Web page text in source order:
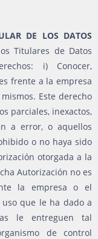
DE LOS DATOS
Titulares de Datos
i) Conocer,
frente a la empresa
Este derecho
parciales, inexactos,
a error, o aquellos
o no haya sido
otorgada a la
Autorización no es
la empresa o el
que le ha dado a
le entreguen tal
de control